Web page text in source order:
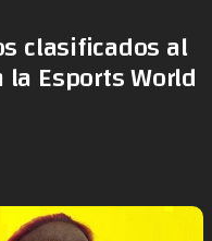
clasificados al
la Esports World